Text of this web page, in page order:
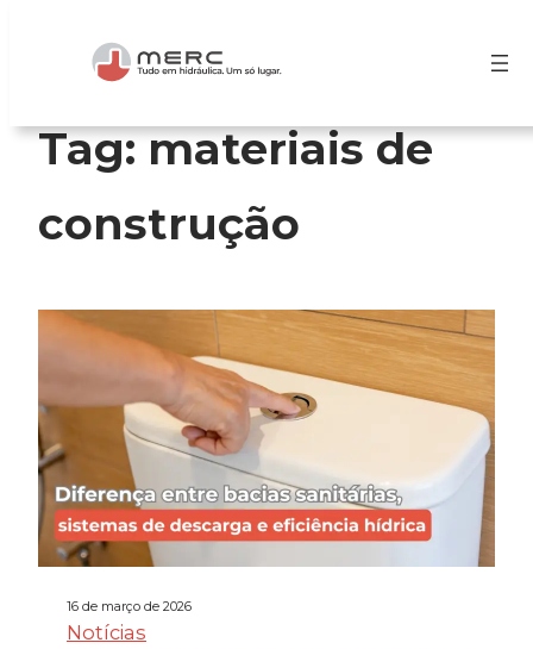
conteúdo
Tag:materiais de
construção
16 de março de 2026
Notícias